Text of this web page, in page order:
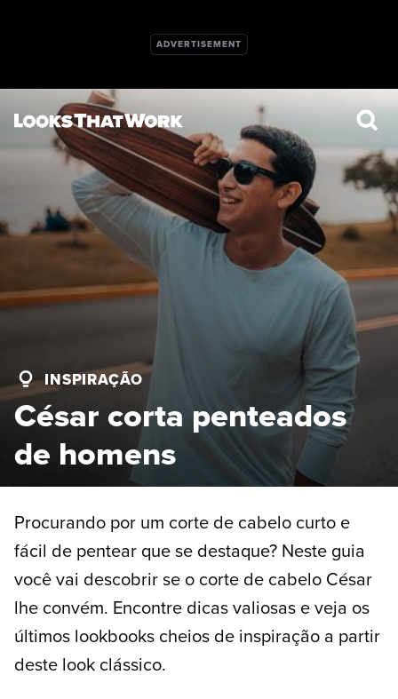
INSPIRAÇÃO
César corta penteados
de homens
Procurando por um corte de cabelo curto e
fácil de pentear que se destaque? Neste guia
você vai descobrir se o corte de cabelo César
lhe convém. Encontre dicas valiosas e veja os
últimos lookbooks cheios de inspiração a partir
deste look clássico.